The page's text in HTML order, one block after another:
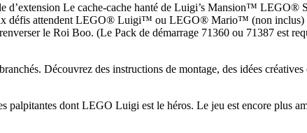
d’extension Le cache-cache hanté de Luigi’s Mansion™
défis attendent LEGO® Luigi™ ou LEGO® Mario™ (non inclus)
le Roi Boo. (Le Pack de démarrage 71360 ou 71387 est
Découvrez des instructions de montage, des idées
palpitantes dont LEGO Luigi est le héros. Le jeu est encore plus